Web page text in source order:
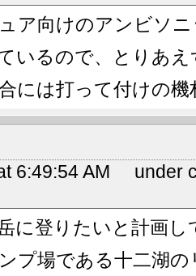
ア向けのアンビソ
いるので、とりあ
には打って付けの機
6:49:54 AM under
に登りたいと計画
プ場である十二湖